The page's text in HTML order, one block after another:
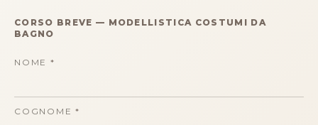
CORSO BREVE — MODELLISTICA COSTUMI DA
BAGNO
NOME *
COGNOME *